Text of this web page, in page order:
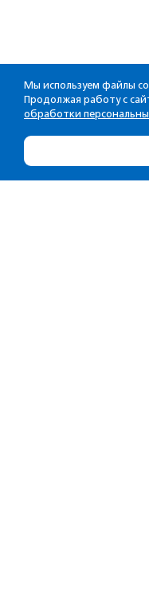
Мы используем файлы
Продолжая работу с
обработки